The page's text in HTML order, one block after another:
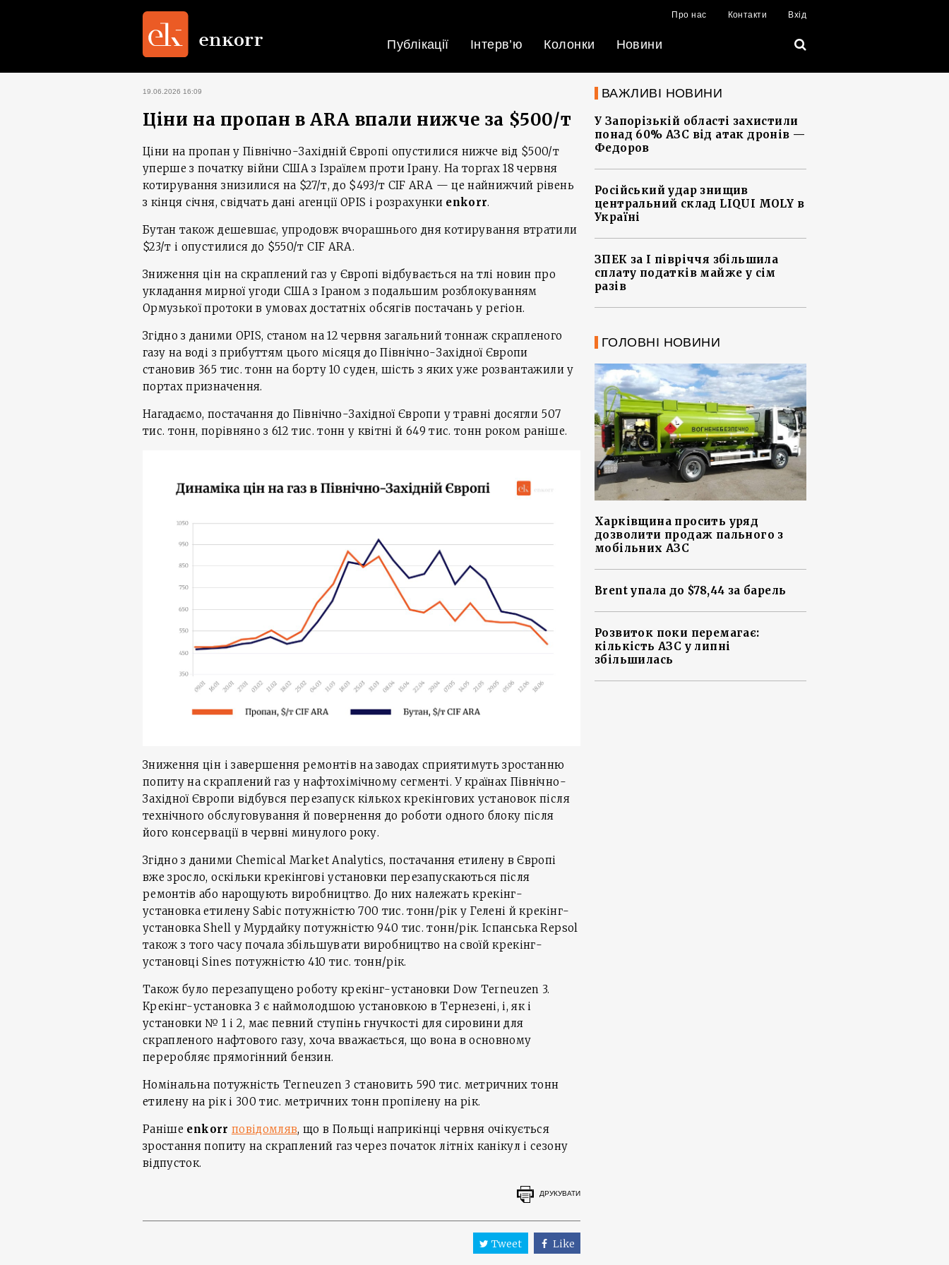
Про нас Контакти Вхід
Публікації Інтерв’ю Колонки Новини
19.06.2026 16:09
Ціни на пропан в ARA впали нижче за $500/т
Ціни на пропан у Північно-Західній Європі опустилися нижче від $500/т
уперше з початку війни США з Ізраїлем проти Ірану. На торгах 18 червня
котирування знизилися на $27/т, до $493/т CIF ARA — це найнижчий рівень
з кінця січня, свідчать дані агенції OPIS і розрахунки enkorr.
Бутан також дешевшає, упродовж вчорашнього дня котирування втратили
$23/т і опустилися до $550/т CIF ARA.
Зниження цін на скраплений газ у Європі відбувається на тлі новин про
укладання мирної угоди США з Іраном з подальшим розблокуванням
Ормузької протоки в умовах достатніх обсягів постачань у регіон.
Згідно з даними OPIS, станом на 12 червня загальний тоннаж скрапленого
газу на воді з прибуттям цього місяця до Північно-Західної Європи
становив 365 тис. тонн на борту 10 суден, шість з яких уже розвантажили у
портах призначення.
Нагадаємо, постачання до Північно-Західної Європи у травні досягли 507
тис. тонн, порівняно з 612 тис. тонн у квітні й 649 тис. тонн роком раніше.
Зниження цін і завершення ремонтів на заводах сприятимуть зростанню
попиту на скраплений газ у нафтохімічному сегменті. У країнах Північно-
Західної Європи відбувся перезапуск кількох крекінгових установок після
технічного обслуговування й повернення до роботи одного блоку після
його консервації в червні минулого року.
Згідно з даними Chemical Market Analytics, постачання етилену в Європі
вже зросло, оскільки крекінгові установки перезапускаються після
ремонтів або нарощують виробництво. До них належать крекінг-
установка етилену Sabic потужністю 700 тис. тонн/рік у Гелені й крекінг-
установка Shell у Мурдайку потужністю 940 тис. тонн/рік. Іспанська Repsol
також з того часу почала збільшувати виробництво на своїй крекінг-
установці Sines потужністю 410 тис. тонн/рік.
Також було перезапущено роботу крекінг-установки Dow Terneuzen 3.
Крекінг-установка 3 є наймолодшою установкою в Тернезені, і, як і
установки № 1 і 2, має певний ступінь гнучкості для сировини для
скрапленого нафтового газу, хоча вважається, що вона в основному
переробляє прямогінний бензин.
Номінальна потужність Terneuzen 3 становить 590 тис. метричних тонн
етилену на рік і 300 тис. метричних тонн пропілену на рік.
Раніше enkorr повідомляв, що в Польщі наприкінці червня очікується
зростання попиту на скраплений газ через початок літніх канікул і сезону
відпусток.
ДРУКУВАТИ
Tweet Like
ВАЖЛИВІ НОВИНИ
У Запорізькій області захистили
понад 60% АЗС від атак дронів —
Федоров
Російський удар знищив
центральний склад LIQUI MOLY в
Україні
ЗПЕК за І півріччя збільшила
сплату податків майже у сім
разів
ГОЛОВНІ НОВИНИ
Харківщина просить уряд
дозволити продаж пального з
мобільних АЗС
Brent упала до $78,44 за барель
Розвиток поки перемагає:
кількість АЗС у липні
збільшилась